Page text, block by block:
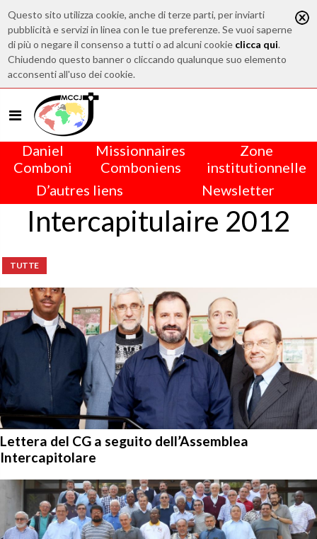
Questo sito utilizza cookie, anche di terze parti, per inviarti
pubblicità e servizi in linea con le tue preferenze. Se vuoi saperne
di più o negare il consenso a tutti o ad alcuni cookie clicca qui.
Chiudendo questo banner o cliccando qualunque suo elemento
acconsenti all'uso dei cookie.
Daniel
Comboni
Missionnaires
Comboniens
Zone
institutionnelle
D’autres liens
Newsletter
Intercapitulaire 2012
TUTTE
Lettera del CG a seguito dell’Assemblea
Intercapitolare